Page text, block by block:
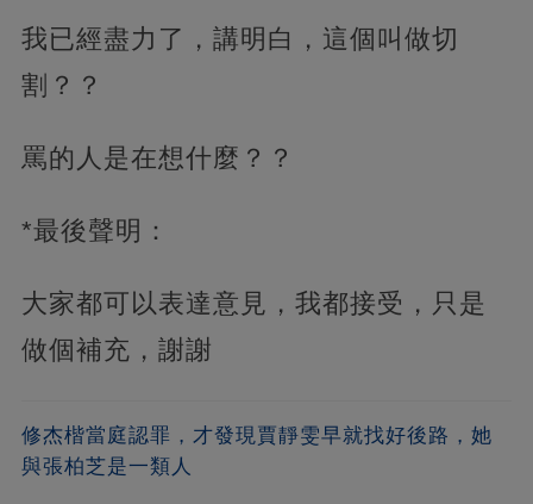
我已經盡力了，講明白，這個叫做切
割？？
罵的人是在想什麼？？
*最後聲明：
大家都可以表達意見，我都接受，只是
做個補充，謝謝
修杰楷當庭認罪，才發現賈靜雯早就找好後路，她
與張柏芝是一類人